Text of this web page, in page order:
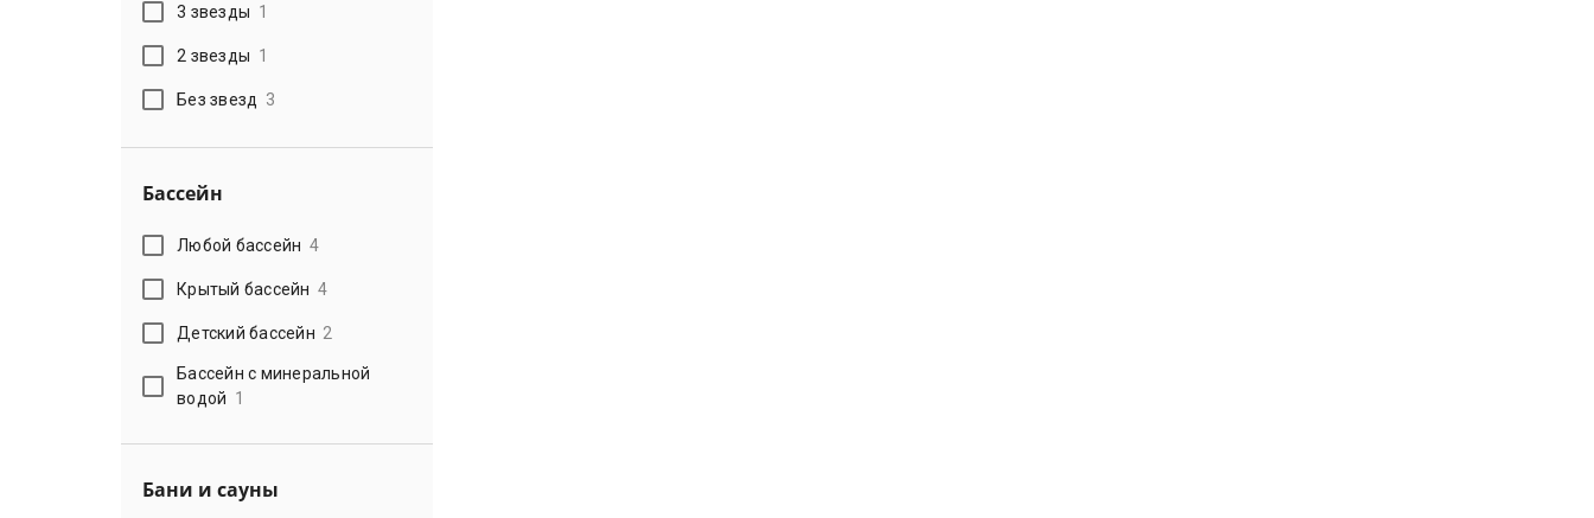
3 звезды 1
2 звезды 1
Без звезд 3
Бассейн
Любой бассейн 4
Крытый бассейн 4
Детский бассейн 2
Бассейн с минеральной
водой 1
Бани и сауны